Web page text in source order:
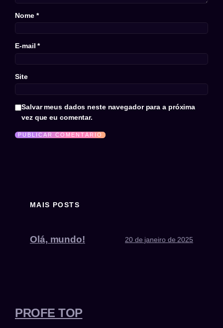
Nome *
E-mail*
Site
Salvar meus dados neste navegador para a próxima
vez que eu comentar.
MAIS POSTS
Olá, mundo! 20 de janeiro de 2025
PROFE TOP